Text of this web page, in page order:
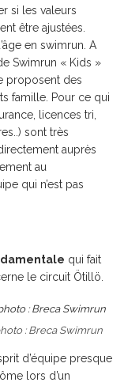
si les valeurs
être ajustées.
en swimrun. A
Swimrun « Kids »
proposent des
famille. Pour ce qui
licences tri,
sont très
auprès
au
qui n’est pas
qui fait
le circuit Ötillö.
: Breca Swimrun
d’équipe presque
lors d’un